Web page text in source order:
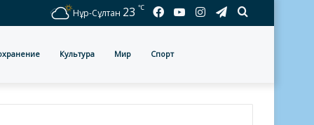
Іздеу
Telegram
Instagram
YouTube
Facebook
Нұр-Сұлтан 23 ℃
Культура Мир Спорт